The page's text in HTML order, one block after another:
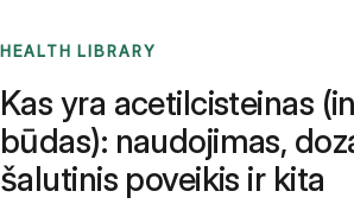
HEALTH LIBRARY
Kas yra acetilcisteinas
būdas): naudojimas,
šalutinis poveikis ir kita